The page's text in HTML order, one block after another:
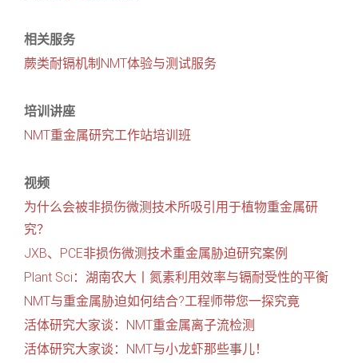
相关服务
蕨类耐镉机制NMT体验与测试服务
培训讲座
NMT重金属研究工作站培训班
视频
为什么会被非损伤微测技术所吸引用于植物重金属研
究？
JXB、PCE非损伤微测技术重金属胁迫研究案例
Plant Sci：湖南农大丨氮素利用效率与镉耐受性的平衡
NMT与重金属胁迫如何结合?工程师带您一探究竟
活体研究大家谈：NMT重金属离子流检测
活体研究大家谈：NMT与小龙虾那些事儿！